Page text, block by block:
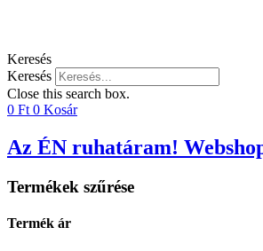
Keresés
Keresés
Close this search box.
0 Ft 0 Kosár
Az ÉN ruhatáram!
Termékek szűrése
Termék ár